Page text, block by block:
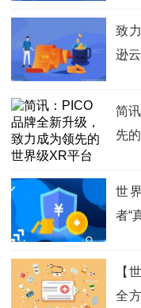
致
逊
简
先
世
者“
【
全